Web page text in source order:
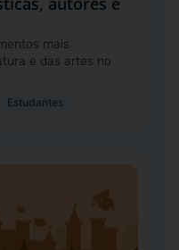
mais
e das artes no
Estudantes